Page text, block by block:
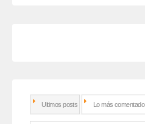
Ultimos posts Lo más comentado